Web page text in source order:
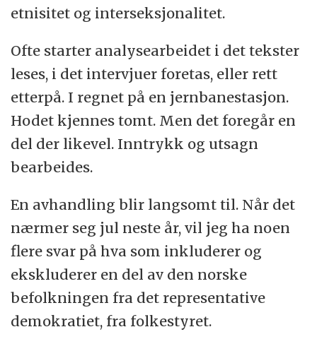
etnisitet og interseksjonalitet.
Ofte starter analysearbeidet i det tekster
leses, i det intervjuer foretas, eller rett
etterpå. I regnet på en jernbanestasjon.
Hodet kjennes tomt. Men det foregår en
del der likevel. Inntrykk og utsagn
bearbeides.
En avhandling blir langsomt til. Når det
nærmer seg jul neste år, vil jeg ha noen
flere svar på hva som inkluderer og
ekskluderer en del av den norske
befolkningen fra det representative
demokratiet, fra folkestyret.